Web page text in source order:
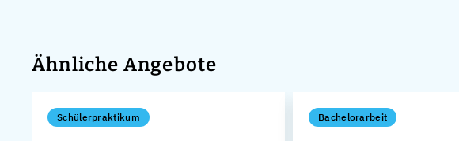
Ähnliche Angebote
Schülerpraktikum Bachelorarbeit